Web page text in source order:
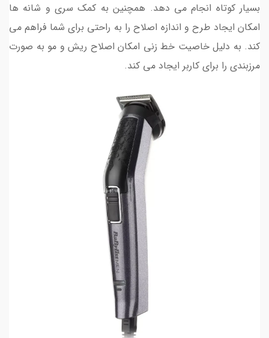
بسیار کوتاه انجام می دهد. همچنین به کمک سری و شانه ها
امکان ایجاد طرح و اندازه اصلاح را به راحتی برای شما فراهم می
کند. به دلیل خاصیت خط زنی امکان اصلاح ریش و مو به صورت
مرزبندی را برای کاربر ایجاد می کند.